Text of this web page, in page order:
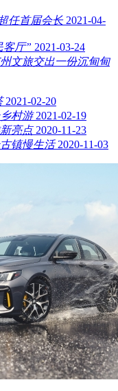
任首届会长 2021-04-
客厅” 2021-03-24
文旅交出一份沉甸甸
2021-02-20
村游 2021-02-19
亮点 2020-11-23
镇慢生活 2020-11-03